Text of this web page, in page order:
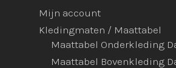
Mijn account
Kledingmaten / Maattabel
Maattabel Onderkleding
Maattabel Bovenkleding